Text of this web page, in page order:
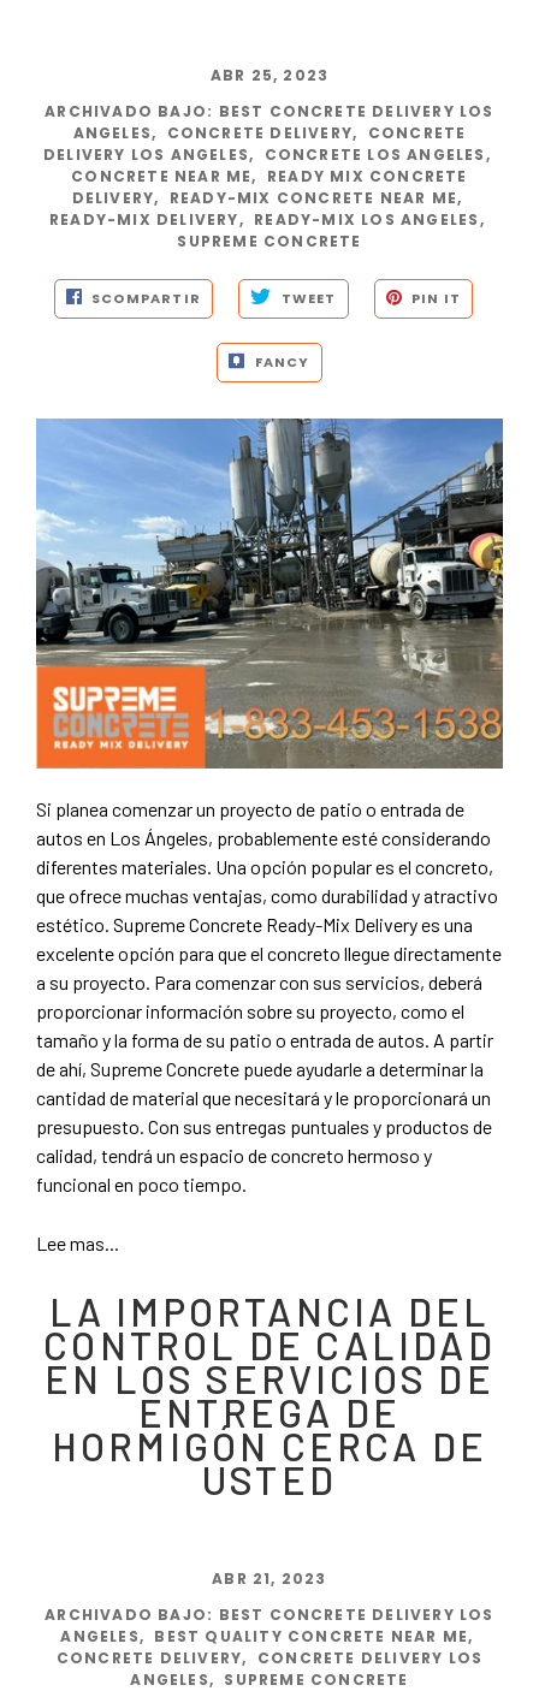
ABR 25, 2023
ARCHIVADO BAJO: BEST CONCRETE DELIVERY LOS
ANGELES, CONCRETE DELIVERY, CONCRETE
DELIVERY LOS ANGELES, CONCRETE LOS ANGELES,
CONCRETE NEAR ME, READY MIX CONCRETE
DELIVERY, READY-MIX CONCRETE NEAR ME,
READY-MIX DELIVERY, READY-MIX LOS ANGELES,
SUPREME CONCRETE
SCOMPARTIR TWEET PIN IT
FANCY
Si planea comenzar un proyecto de patio o entrada de
autos en Los Ángeles, probablemente esté considerando
diferentes materiales. Una opción popular es el concreto,
que ofrece muchas ventajas, como durabilidad y atractivo
estético. Supreme Concrete Ready-Mix Delivery es una
excelente opción para que el concreto llegue directamente
a su proyecto. Para comenzar con sus servicios, deberá
proporcionar información sobre su proyecto, como el
tamaño y la forma de su patio o entrada de autos. A partir
de ahí, Supreme Concrete puede ayudarle a determinar la
cantidad de material que necesitará y le proporcionará un
presupuesto. Con sus entregas puntuales y productos de
calidad, tendrá un espacio de concreto hermoso y
funcional en poco tiempo.
Lee mas...
LA IMPORTANCIA DEL
CONTROL DE CALIDAD
EN LOS SERVICIOS DE
ENTREGA DE
HORMIGÓN CERCA DE
USTED
ABR 21, 2023
ARCHIVADO BAJO: BEST CONCRETE DELIVERY LOS
ANGELES, BEST QUALITY CONCRETE NEAR ME,
CONCRETE DELIVERY, CONCRETE DELIVERY LOS
ANGELES, SUPREME CONCRETE